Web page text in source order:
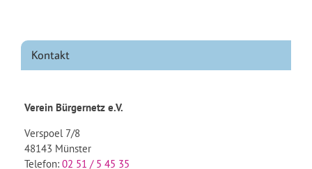
Kontakt
Verein Bürgernetz e.V.
Verspoel 7/8
48143 Münster
Telefon: 02 51 / 5 45 35